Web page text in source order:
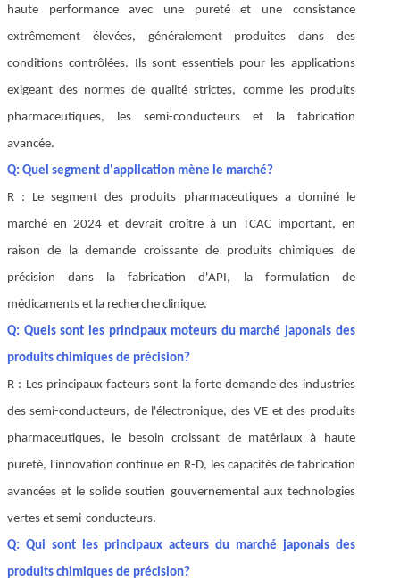
haute performance avec une pureté et une consistance
extrêmement élevées, généralement produites dans des
conditions contrôlées. Ils sont essentiels pour les applications
exigeant des normes de qualité strictes, comme les produits
pharmaceutiques, les semi-conducteurs et la fabrication
avancée.
Q: Quel segment d'application mène le marché?
R : Le segment des produits pharmaceutiques a dominé le
marché en 2024 et devrait croître à un TCAC important, en
raison de la demande croissante de produits chimiques de
précision dans la fabrication d'API, la formulation de
médicaments et la recherche clinique.
Q: Quels sont les principaux moteurs du marché japonais des
produits chimiques de précision?
R : Les principaux facteurs sont la forte demande des industries
des semi-conducteurs, de l'électronique, des VE et des produits
pharmaceutiques, le besoin croissant de matériaux à haute
pureté, l'innovation continue en R-D, les capacités de fabrication
avancées et le solide soutien gouvernemental aux technologies
vertes et semi-conducteurs.
Q: Qui sont les principaux acteurs du marché japonais des
produits chimiques de précision?